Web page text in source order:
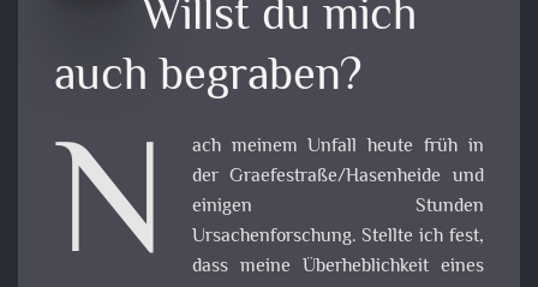
Willst du mich
auch begraben?
N
ach meinem Unfall heute früh in
der Graefestraße/Hasenheide und
einigen Stunden
Ursachenforschung. Stellte ich fest,
dass meine Überheblichkeit eines